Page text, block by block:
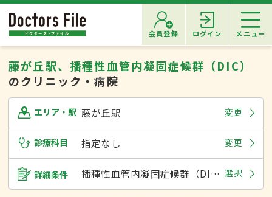
会員登録 ログイン メニュー
藤が丘駅、播種性血管内凝固症候群（DIC）
のクリニック・病院
エリア・駅 藤が丘駅 変更
診療科目 指定なし 変更
詳細条件 播種性血管内凝固症候群（DIC） 選択